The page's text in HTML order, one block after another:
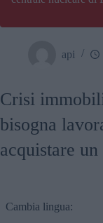
api
Crisi
bisogna
acquistare
Cambia lingua: